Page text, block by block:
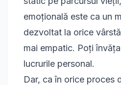
emoțională este ca un
dezvoltat la orice
mai empatic. Poți
lucrurile personal.
Dar, ca în orice proces